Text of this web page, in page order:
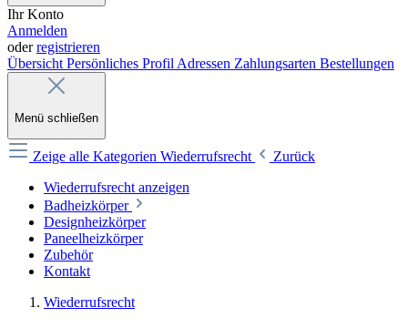
Ihr Konto
Anmelden
oderregistrieren
Übersicht Persönliches Profil Adressen Zahlungsarten Bestellungen
Menü schließen
Zeige alle Kategorien Wiederrufsrecht
Zurück
Wiederrufsrecht anzeigen
Badheizkörper
Designheizkörper
Paneelheizkörper
Zubehör
Kontakt
Wiederrufsrecht